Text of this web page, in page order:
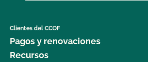
Clientes del CCOF
Pagos y renovaciones
Recursos